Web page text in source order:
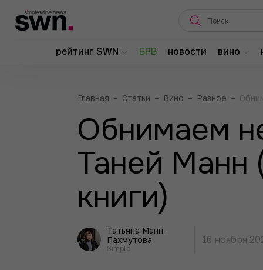
рейтинг SWN БРВ новости вино
Главная – Статьи – Вино – Разное –
Обнимаем
Таней Манн
книги)
Татьяна Манн-
Пахмутова
Simple
16 ноября